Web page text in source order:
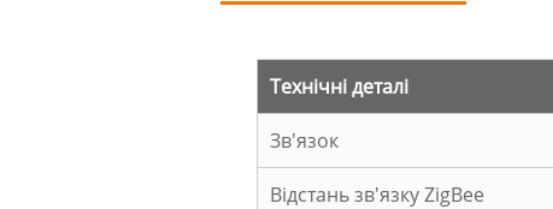
Технічні деталі
Зв'язок
Відстань зв'язку ZigBee